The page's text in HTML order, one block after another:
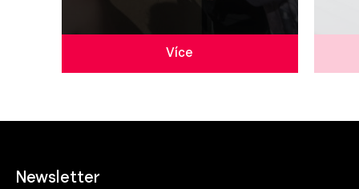
Více
Newsletter